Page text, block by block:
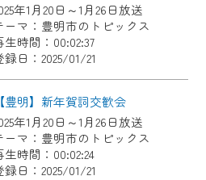
年1月20日～1月26日放送
ーマ：豊明市のトピックス
生時間：00:02:37
録日：2025/01/21
【豊明】新年賀詞交歓会
年1月20日～1月26日放送
ーマ：豊明市のトピックス
生時間：00:02:24
録日：2025/01/21
はご加入者様へのサー
を利用いただくには、
き、
加入と『CCNetマイ
インが必要となりま